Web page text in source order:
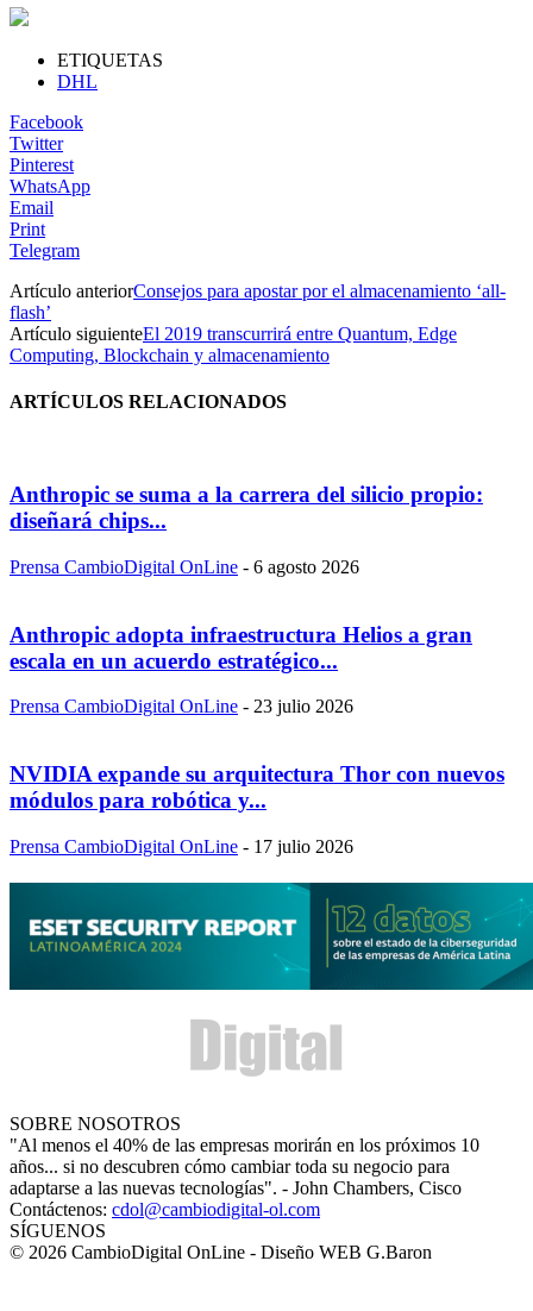
ETIQUETAS
DHL
Facebook
Twitter
Pinterest
WhatsApp
Email
Print
Telegram
Artículo anteriorConsejos para apostar por el almacenamiento ‘all-
flash’
Artículo siguienteEl 2019 transcurrirá entre Quantum, Edge
Computing, Blockchain y almacenamiento
ARTÍCULOS RELACIONADOS
Anthropic se suma a la carrera del silicio propio:
diseñará chips...
Prensa CambioDigital OnLine - 6 agosto 2026
Anthropic adopta infraestructura Helios a gran
escala en un acuerdo estratégico...
Prensa CambioDigital OnLine - 23 julio 2026
NVIDIA expande su arquitectura Thor con nuevos
módulos para robótica y...
Prensa CambioDigital OnLine - 17 julio 2026
SOBRE NOSOTROS
"Al menos el 40% de las empresas morirán en los próximos 10
años... si no descubren cómo cambiar toda su negocio para
adaptarse a las nuevas tecnologías". - John Chambers, Cisco
Contáctenos: cdol@cambiodigital-ol.com
SÍGUENOS
© 2026 CambioDigital OnLine - Diseño WEB G.Baron